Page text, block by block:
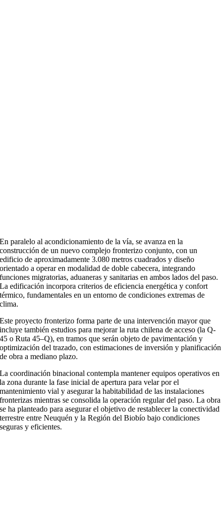
En paralelo al acondicionamiento de la vía, se avanza en la
construcción de un nuevo complejo fronterizo conjunto, con un
edificio de aproximadamente 3.080 metros cuadrados y diseño
orientado a operar en modalidad de doble cabecera, integrando
funciones migratorias, aduaneras y sanitarias en ambos lados del paso.
La edificación incorpora criterios de eficiencia energética y confort
térmico, fundamentales en un entorno de condiciones extremas de
clima.
Este proyecto fronterizo forma parte de una intervención mayor que
incluye también estudios para mejorar la ruta chilena de acceso (la Q-
45 o Ruta 45–Q), en tramos que serán objeto de pavimentación y
optimización del trazado, con estimaciones de inversión y planificación
de obra a mediano plazo.
La coordinación binacional contempla mantener equipos operativos en
la zona durante la fase inicial de apertura para velar por el
mantenimiento vial y asegurar la habitabilidad de las instalaciones
fronterizas mientras se consolida la operación regular del paso. La obra
se ha planteado para asegurar el objetivo de restablecer la conectividad
terrestre entre Neuquén y la Región del Biobío bajo condiciones
seguras y eficientes.